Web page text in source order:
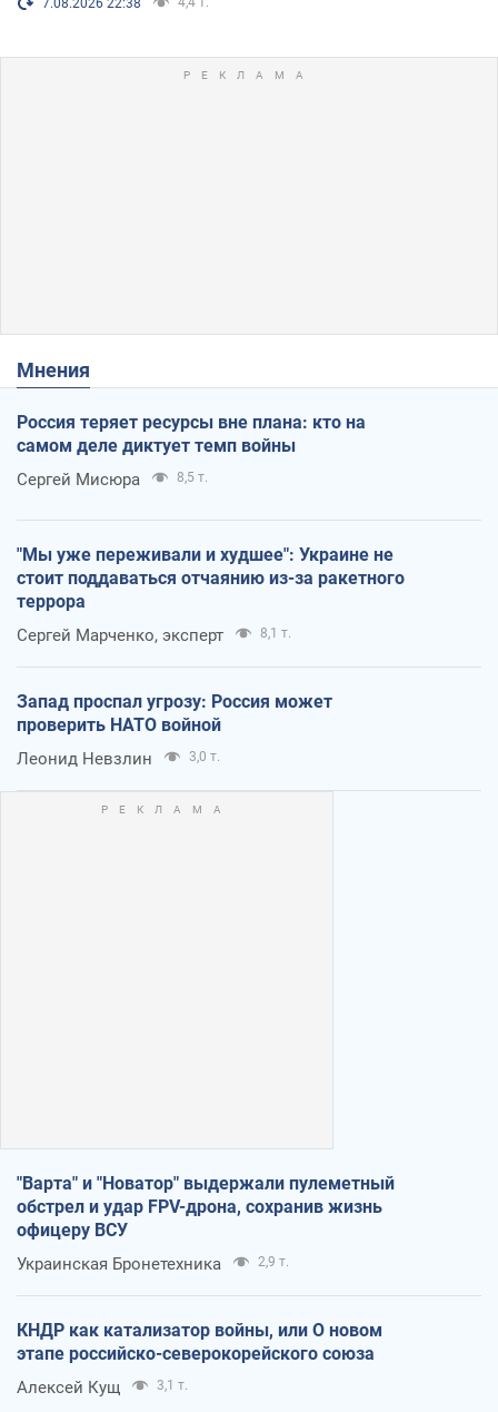
Мнения
Россия теряет ресурсы вне плана: кто на
самом деле диктует темп войны
Сергей Мисюра 8,5 т.
"Мы уже переживали и худшее": Украине не
стоит поддаваться отчаянию из-за ракетного
террора
Сергей Марченко, эксперт 8,1 т.
Запад проспал угрозу: Россия может
проверить НАТО войной
Леонид Невзлин 3,0 т.
"Варта" и "Новатор" выдержали пулеметный
обстрел и удар FPV-дрона, сохранив жизнь
офицеру ВСУ
Украинская Бронетехника 2,9 т.
КНДР как катализатор войны, или О новом
этапе российско-северокорейского союза
Алексей Кущ 3,1 т.